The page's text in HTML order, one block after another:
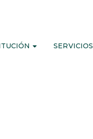
SERVICIOS